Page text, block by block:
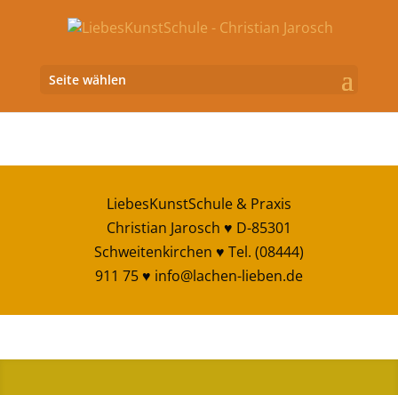
Seite wählen
LiebesKunstSchule & Praxis
Christian Jarosch ♥ D-85301
Schweitenkirchen ♥ Tel. (08444)
911 75 ♥ info@lachen-lieben.de